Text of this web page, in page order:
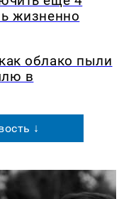
жизненно
облако пыли
в
↓